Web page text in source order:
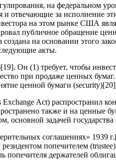
на федеральном
за исполнение
на этом рынке США
публичное обращение
на основании этого
акты.
[19]. Он (1) требует, чтобы
при продаже ценных
ценной бумаги (security)[20]
Act) распространил
также и на
основной задачей
соглашениях» 1939 г.
попечителем
держателей